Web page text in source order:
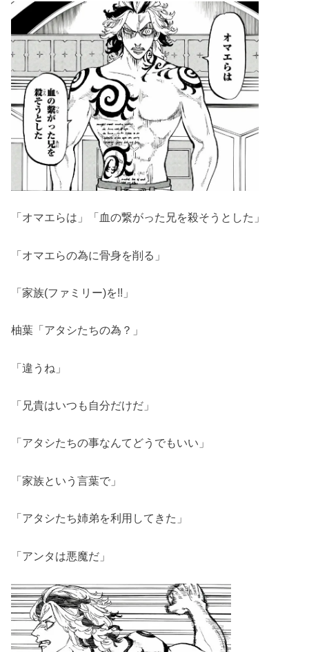
「オマエらは」「血の繋がった兄を殺そうとした」
「オマエらの為に骨身を削る」
「家族(ファミリー)を!!」
柚葉「アタシたちの為？」
「違うね」
「兄貴はいつも自分だけだ」
「アタシたちの事なんてどうでもいい」
「家族という言葉で」
「アタシたち姉弟を利用してきた」
「アンタは悪魔だ」